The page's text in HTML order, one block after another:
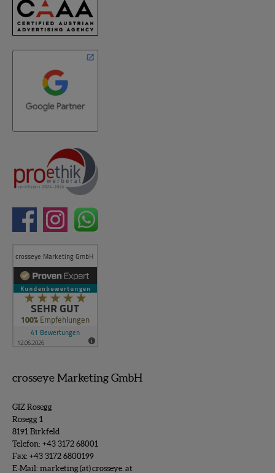
crosseye Marketing GmbH
GIZ Rosegg
Rosegg 1
8191 Birkfeld
Telefon: +43 3172 68001
Fax: +43 3172 6800199
E-Mail: marketing (at) crosseye. at